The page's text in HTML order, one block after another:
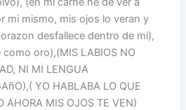
mi mismo, mis ojos lo veran y
desfallece dentro de mi),
oro),(MIS LABIOS NO
NI MI LENGUA
YO HABLABA LO QUE
AHORA MIS OJOS TE VEN)